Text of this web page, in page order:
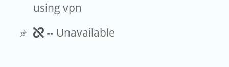
using vpn
Unavailable
-- Unavailable